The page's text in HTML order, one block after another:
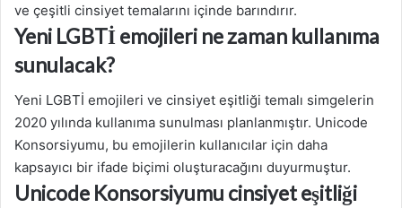
ve çeşitli cinsiyet temalarını içinde barındırır.
Yeni LGBTİ emojileri ne zaman kullanıma
sunulacak?
Yeni LGBTİ emojileri ve cinsiyet eşitliği temalı simgelerin
2020 yılında kullanıma sunulması planlanmıştır. Unicode
Konsorsiyumu, bu emojilerin kullanıcılar için daha
kapsayıcı bir ifade biçimi oluşturacağını duyurmuştur.
Unicode Konsorsiyumu cinsiyet eşitliği